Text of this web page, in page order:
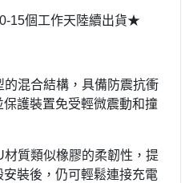
15個工作天陸續出貨★
混合結構，具備防震抗衝
護裝置免受輕微震動和撞
質類似橡膠的柔韌性，提
裝後，仍可輕鬆連接充電